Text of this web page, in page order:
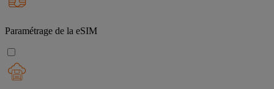
Paramétrage de la eSIM